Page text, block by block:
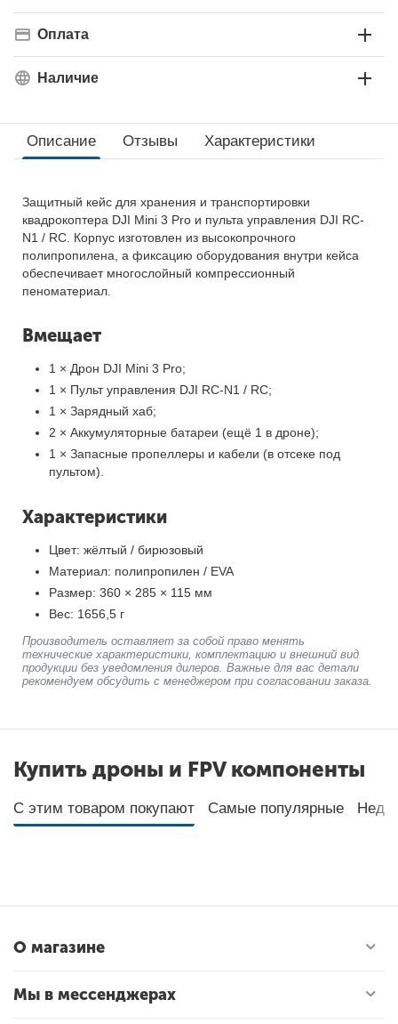
Оплата
Наличие
Описание Отзывы Характеристики
Защитный кейс для хранения и транспортировки
квадрокоптера DJI Mini 3 Pro и пульта управления DJI RC-
N1 / RC. Корпус изготовлен из высокопрочного
полипропилена, а фиксацию оборудования внутри кейса
обеспечивает многослойный компрессионный
пеноматериал.
Вмещает
1 × Дрон DJI Mini 3 Pro;
1 × Пульт управления DJI RC-N1 / RC;
1 × Зарядный хаб;
2 × Аккумуляторные батареи (ещё 1 в дроне);
1 × Запасные пропеллеры и кабели (в отсеке под
пультом).
Характеристики
Цвет: жёлтый / бирюзовый
Материал: полипропилен / EVA
Размер: 360 × 285 × 115 мм
Вес: 1656,5 г
Производитель оставляет за собой право менять
технические характеристики, комплектацию и внешний вид
продукции без уведомления дилеров. Важные для вас детали
рекомендуем обсудить с менеджером при согласовании заказа.
Купить дроны и FPV компоненты
С этим товаром покупают Самые популярные
О магазине
Мы в мессенджерах